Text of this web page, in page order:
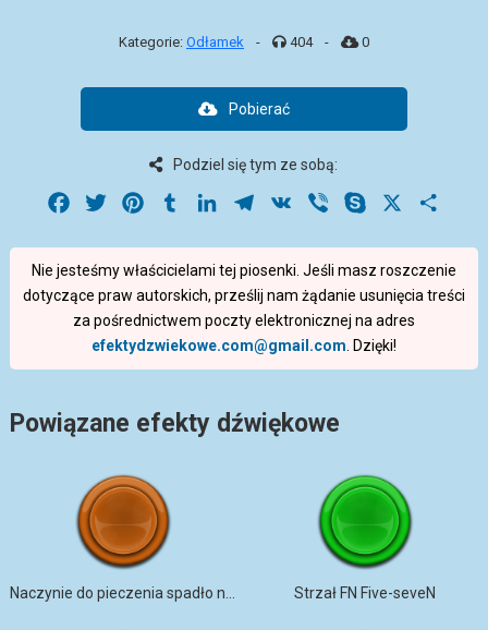
Kategorie: Odłamek - 404 - 0
Pobierać
Podziel się tym ze sobą:
Facebook
Twitter PinterestTumblrLinkedInTelegram
VK Viber Skype
Nie jesteśmy właścicielami tej piosenki. Jeśli masz roszczenie
dotyczące praw autorskich, prześlij nam żądanie usunięcia treści
za pośrednictwem poczty elektronicznej na adres
efektydzwiekowe.com@gmail.com . Dzięki!
Powiązane efekty dźwiękowe
Strzał FN Five-seveN